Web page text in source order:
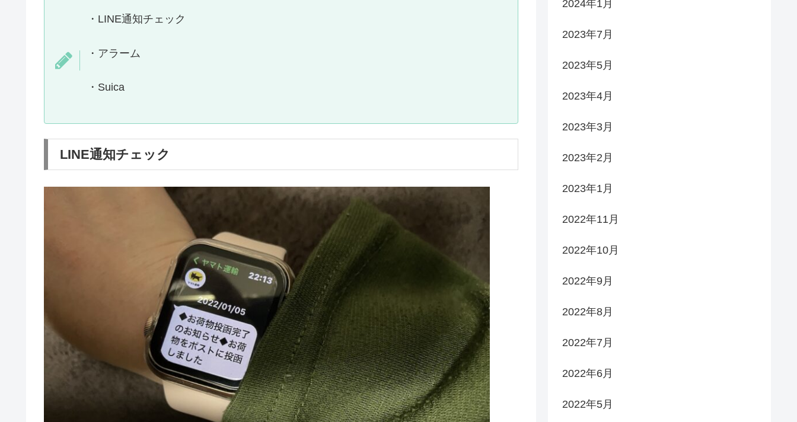
・LINE通知チェック
・アラーム
・Suica
LINE通知チェック
2024年1月
2023年7月
2023年5月
2023年4月
2023年3月
2023年2月
2023年1月
2022年11月
2022年10月
2022年9月
2022年8月
2022年7月
2022年6月
2022年5月